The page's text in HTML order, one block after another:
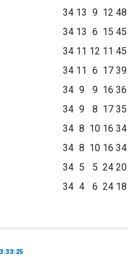
34 13 9 12 48
34 13 6 15 45
34 11 12 11 45
34 11 6 17 39
34 9 9 16 36
34 9 8 17 35
34 8 10 16 34
34 8 10 16 34
34 5 5 24 20
34 4 6 24 18